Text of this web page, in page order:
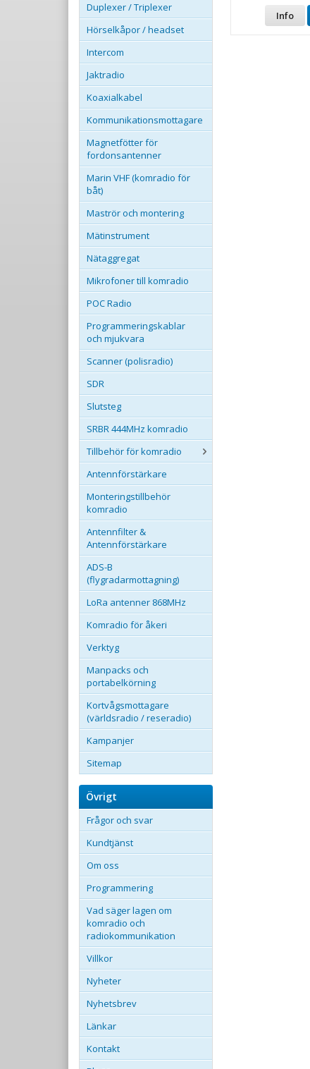
Duplexer / Triplexer
Hörselkåpor / headset
Intercom
Jaktradio
Koaxialkabel
Kommunikationsmottagare
Magnetfötter för
fordonsantenner
Marin VHF (komradio för
båt)
Maströr och montering
Mätinstrument
Nätaggregat
Mikrofoner till komradio
POC Radio
Programmeringskablar
och mjukvara
Scanner (polisradio)
SDR
Slutsteg
SRBR 444MHz komradio
Tillbehör för komradio
Antennförstärkare
Monteringstillbehör
komradio
Antennfilter &
Antennförstärkare
ADS-B
(flygradarmottagning)
LoRa antenner 868MHz
Komradio för åkeri
Verktyg
Manpacks och
portabelkörning
Kortvågsmottagare
(världsradio / reseradio)
Kampanjer
Sitemap
Övrigt
Frågor och svar
Kundtjänst
Om oss
Programmering
Vad säger lagen om
komradio och
radiokommunikation
Villkor
Nyheter
Nyhetsbrev
Länkar
Kontakt
Info